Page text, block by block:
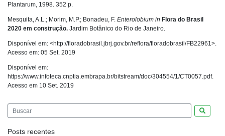
Plantarum, 1998. 352 p.
Mesquita, A.L.; Morim, M.P.; Bonadeu, F. Enterolobium in Flora do Brasil
2020 em construção. Jardim Botânico do Rio de Janeiro.
Disponível em: <http://floradobrasil.jbrj.gov.br/reflora/floradobrasil/FB22961>.
Acesso em: 05 Set. 2019
Disponível em:
https://www.infoteca.cnptia.embrapa.br/bitstream/doc/304554/1/CT0057.pdf.
Acesso em 10 Set. 2019
Posts recentes